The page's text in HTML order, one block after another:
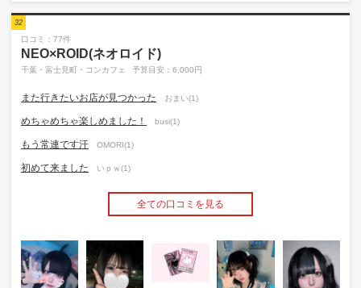
32
口コミ：77件
NEO×ROID(ネオロイド)
千葉・富士見町・コンカフェ 予算目安：6,000円
また行きたいお店が見つかった おまい(1)
めちゃめちゃ楽しめました！ busi(1)
もう常連です汗 OMORI(1)
初めて来ました いｐｗ(1)
全ての口コミを見る